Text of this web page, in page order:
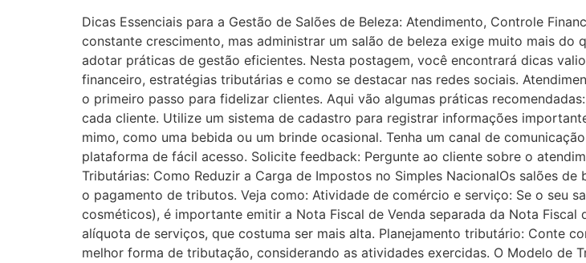
Dicas Essenciais para a Gestão de Salões de Beleza: Atendimento, Controle
constante crescimento, mas administrar um salão de beleza exige muito mais do
adotar práticas de gestão eficientes. Nesta postagem, você encontrará dicas
financeiro, estratégias tributárias e como se destacar nas redes sociais.
o primeiro passo para fidelizar clientes. Aqui vão algumas práticas
cada cliente. Utilize um sistema de cadastro para registrar informações
mimo, como uma bebida ou um brinde ocasional. Tenha um canal de
plataforma de fácil acesso. Solicite feedback: Pergunte ao cliente sobre o
Tributárias: Como Reduzir a Carga de Impostos no Simples NacionalOs salões
o pagamento de tributos. Veja como: Atividade de comércio e serviço: Se o seu
cosméticos), é importante emitir a Nota Fiscal de Venda separada da Nota
alíquota de serviços, que costuma ser mais alta. Planejamento tributário: Conte
melhor forma de tributação, considerando as atividades exercidas. O Modelo de